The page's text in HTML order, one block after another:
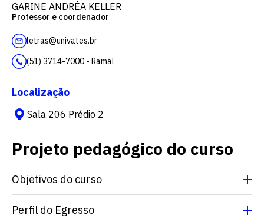
GARINE ANDRÉA KELLER
Professor e coordenador
letras@univates.br
(51) 3714-7000 - Ramal
Localização
Sala 206 Prédio 2
Projeto pedagógico do curso
Objetivos do curso
Perfil do Egresso